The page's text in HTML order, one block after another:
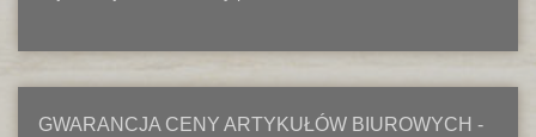
GWARANCJA CENY ARTYKUŁÓW BIUROWYCH -